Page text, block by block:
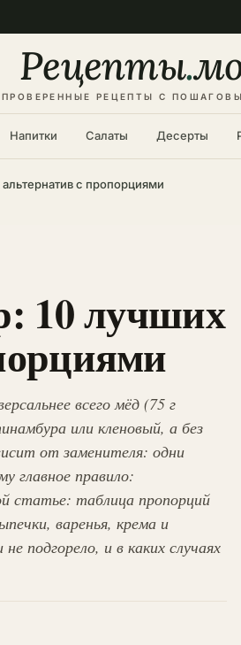
Рецепты.
ПРОВЕРЕННЫЕ РЕЦЕПТЫ С
Напитки Салаты Десерты
с пропорциями
10 лучших
всего мёд (75 г
или кленовый, а без
от заменителя: одни
главное правило:
статье: таблица пропорций
варенья, крема и
подгорело, и в каких случаях